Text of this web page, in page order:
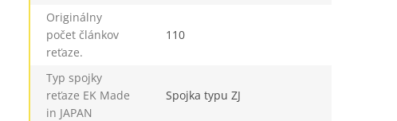
Originálny
počet článkov
reťaze.
110
Typ spojky
reťaze EK Made
in JAPAN
Spojka typu ZJ